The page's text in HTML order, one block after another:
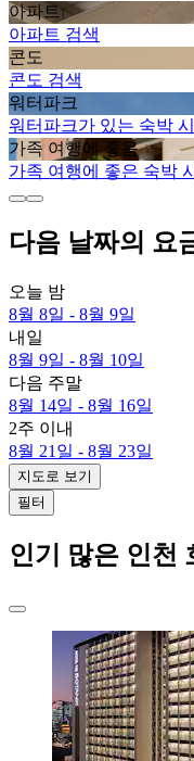
아파트
아파트 검색
콘도
콘도 검색
워터파크
워터파크가 있는 숙박
가족 여행에 좋음
가족 여행에 좋은 숙박
다음 날짜의 요
오늘 밤
8월 8일 - 8월 9일
내일
8월 9일 - 8월 10일
다음 주말
8월 14일 - 8월 16일
2주 이내
8월 21일 - 8월 23일
지도로 보기
필터
인기 많은 인천